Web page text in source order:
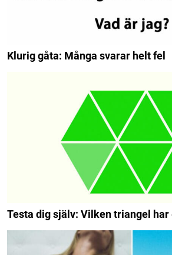
Klurig gåta: Många svarar helt fel
Testa dig själv: Vilken triangel har